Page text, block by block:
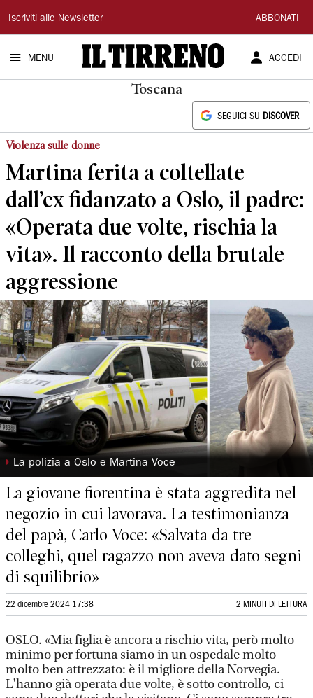
Il
Tirreno
Iscriviti alle Newsletter ABBONATI
MENU ACCEDI
Toscana
SEGUICI SU DISCOVER
Violenza sulle donne
Martina ferita a coltellate
dall’ex fidanzato a Oslo, il padre:
«Operata due volte, rischia la
vita». Il racconto della brutale
aggressione
◗ La polizia a Oslo e Martina Voce
La giovane fiorentina è stata aggredita nel
negozio in cui lavorava. La testimonianza
del papà, Carlo Voce: «Salvata da tre
colleghi, quel ragazzo non aveva dato segni
di squilibrio»
22 dicembre 2024 17:38 2 MINUTI DI LETTURA
OSLO. «Mia figlia è ancora a rischio vita, però molto
minimo per fortuna siamo in un ospedale molto
molto ben attrezzato: è il migliore della Norvegia.
L'hanno già operata due volte, è sotto controllo, ci